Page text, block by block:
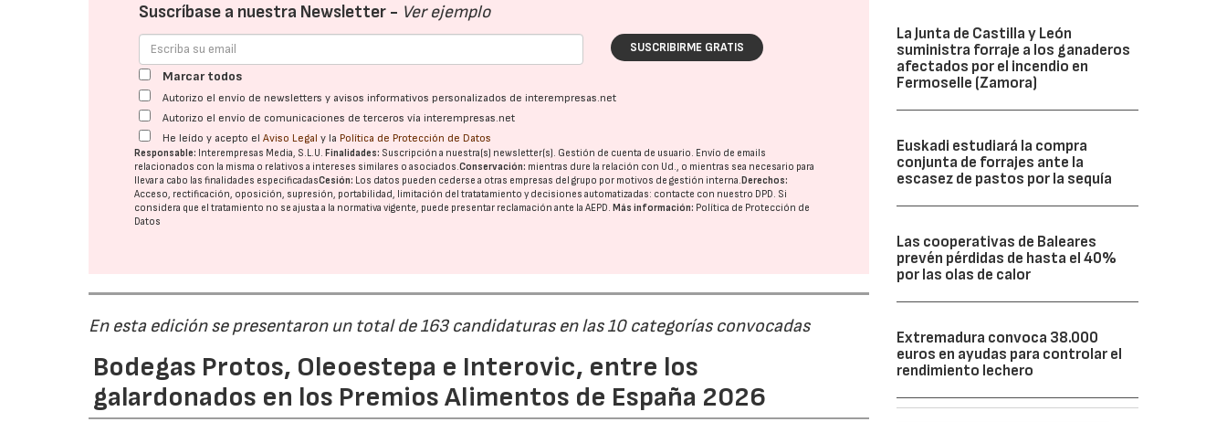
Suscríbase a nuestra Newsletter - Ver ejemplo
SUSCRIBIRME GRATIS
Marcar todos
Autorizo el envío de newsletters y avisos informativos personalizados de interempresas.net
Autorizo el envío de comunicaciones de terceros vía interempresas.net
He leído y acepto elAviso Legal y la Política de Protección de Datos
Responsable: Interempresas Media, S.L.U.Finalidades: Suscripción a nuestra(s) newsletter(s). Gestión de cuenta de usuario. Envío de emails
relacionados con la misma o relativos a intereses similares o asociados.Conservación: mientras dure la relación con Ud., o mientras sea necesario para
llevar a cabo las finalidades especificadasCesión: Los datos pueden cederse a otras empresas del grupo por motivos de gestión interna.Derechos:
Acceso, rectificación, oposición, supresión, portabilidad, limitación del tratatamiento y decisiones automatizadas: contacte con nuestro DPD. Si
considera que el tratamiento no se ajusta a la normativa vigente, puede presentar reclamación ante laAEPD.Más información: Política de Protección de
Datos
En esta edición se presentaron un total de 163 candidaturas en las 10 categorías convocadas
Bodegas Protos, Oleoestepa e Interovic, entre los
galardonados en los Premios Alimentos de España 2026
La Junta de Castilla y León
suministra forraje a los ganaderos
afectados por el incendio en
Fermoselle (Zamora)
Euskadi estudiará la compra
conjunta de forrajes ante la
escasez de pastos por la sequía
Las cooperativas de Baleares
prevén pérdidas de hasta el 40%
por las olas de calor
Extremadura convoca 38.000
euros en ayudas para controlar el
rendimiento lechero